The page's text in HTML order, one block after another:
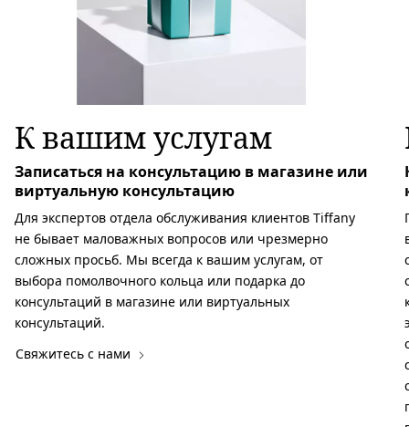
К вашим услугам
Записаться на консультацию в магазине или
виртуальную консультацию
Для экспертов отдела обслуживания клиентов Tiffany
не бывает маловажных вопросов или чрезмерно
сложных просьб. Мы всегда к вашим услугам, от
выбора помолвочного кольца или подарка до
консультаций в магазине или виртуальных
консультаций.
Свяжитесь с нами